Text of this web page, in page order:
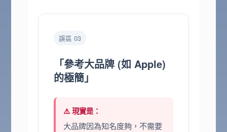
誤區 03
「參考大品牌 (如 Apple)
的極簡」
⚠️ 現實是：
大品牌因為知名度夠，不需要